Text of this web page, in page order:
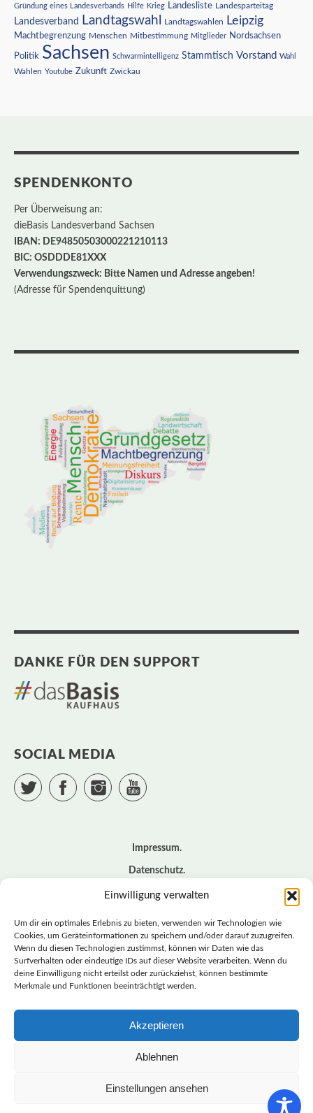
Einwilligung verwalten
Um dir ein optimales Erlebnis zu bieten, verwenden wir Technologien wie
Cookies, um Geräteinformationen zu speichern und/oder darauf zuzugreifen.
Wenn du diesen Technologien zustimmst, können wir Daten wie das
Surfverhalten oder eindeutige IDs auf dieser Website verarbeiten. Wenn du
deine Einwilligung nicht erteilst oder zurückziehst, können bestimmte
Merkmale und Funktionen beeinträchtigt werden.
Akzeptieren
Ablehnen
Einstellungen ansehen
Gründung eines Landesverbands Hilfe Krieg Landesliste Landesparteitag
Landesverband Landtagswahl Landtagswahlen Leipzig
Machtbegrenzung Menschen Mitbestimmung Mitglieder Nordsachsen
Politik Sachsen Schwarmintelligenz Stammtisch Vorstand Wahl
Wahlen Youtube Zukunft Zwickau
SPENDENKONTO
Per Überweisung an:
dieBasis Landesverband Sachsen
IBAN: DE94850503000221210113
BIC: OSDDDE81XXX
Verwendungszweck: Bitte Namen und Adresse angeben!
(Adresse für Spendenquittung)
DANKE FÜR DEN SUPPORT
SOCIAL MEDIA
Twitter Facebook Instagram
Impressum
Datenschutz
Cookie – Richtlinie (EU)
© BASISDEMOKRATISCHE PARTEI DEUTSCHLAND *
LANDESVERBAND SACHSEN
LANDESVERBAND
SACHSEN | DIEBASIS
BASISDEMOKRATISCHE PARTEI DEUTSCHLAND –